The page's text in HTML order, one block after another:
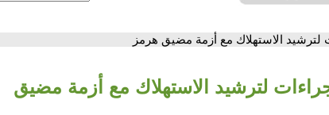
لترشيد الاستهلاك مع أزمة مضيق هرمز
لترشيد الاستهلاك مع أزمة مضيق